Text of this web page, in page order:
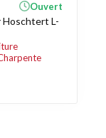
Hoschtert L-
Ouvert